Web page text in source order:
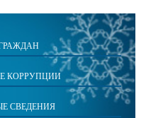
КОРРУПЦИИ
СВЕДЕНИЯ